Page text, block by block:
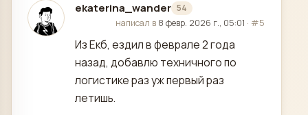
ekaterina_wander 54
отредактировано
написал в 8 февр. 2026 г., 05:01 · #5
Из Екб, ездил в феврале 2 года
назад, добавлю техничного по
логистике раз уж первый раз
летишь.